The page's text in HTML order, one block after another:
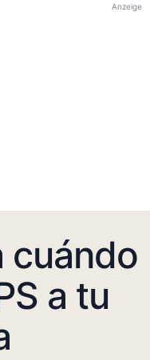
Anzeige
cuándo
a tu